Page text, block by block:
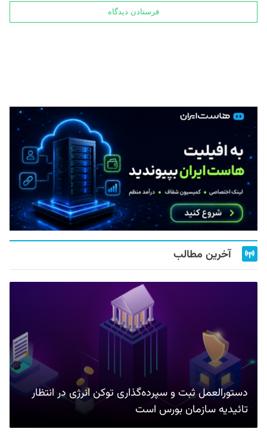
آخرین مطالب
دستورالعمل ثبت و سپرده‌گذاری توکن انرژی در انتظار
تائیدیه سازمان بورس است